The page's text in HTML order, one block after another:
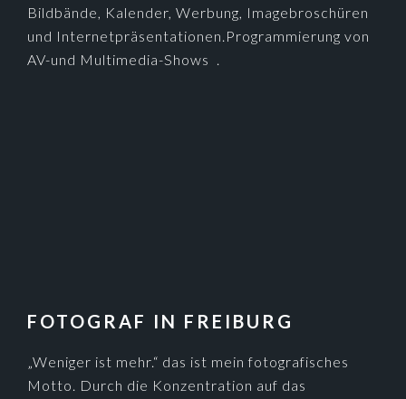
Bildbände, Kalender, Werbung, Imagebroschüren
und Internetpräsentationen.Programmierung von
AV-und Multimedia-Shows .
FOTOGRAF IN FREIBURG
„Weniger ist mehr.“ das ist mein fotografisches
Motto. Durch die Konzentration auf das